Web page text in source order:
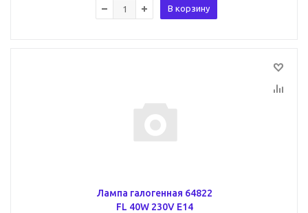
В корзину
Лампа галогенная 64822
FL 40W 230V E14